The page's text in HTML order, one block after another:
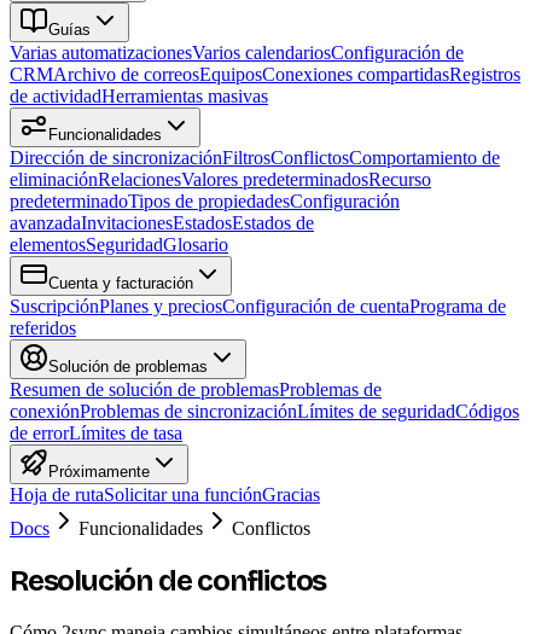
Guías
Varias automatizacionesVarios calendariosConfiguración de
CRMArchivo de correosEquiposConexiones compartidasRegistros
de actividadHerramientas masivas
Funcionalidades
Dirección de sincronizaciónFiltrosConflictosComportamiento de
eliminaciónRelacionesValores predeterminadosRecurso
predeterminadoTipos de propiedadesConfiguración
avanzadaInvitacionesEstadosEstados de
elementosSeguridadGlosario
Cuenta y facturación
SuscripciónPlanes y preciosConfiguración de cuentaPrograma de
referidos
Solución de problemas
Resumen de solución de problemasProblemas de
conexiónProblemas de sincronizaciónLímites de seguridadCódigos
de errorLímites de tasa
Próximamente
Hoja de rutaSolicitar una funciónGracias
Docs
Funcionalidades Conflictos
Resolución de conflictos